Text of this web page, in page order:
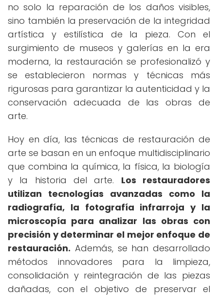
no solo la reparación de los daños visibles,
sino también la preservación de la integridad
artística y estilística de la pieza. Con el
surgimiento de museos y galerías en la era
moderna, la restauración se profesionalizó y
se establecieron normas y técnicas más
rigurosas para garantizar la autenticidad y la
conservación adecuada de las obras de
arte.
Hoy en día, las técnicas de restauración de
arte se basan en un enfoque multidisciplinario
que combina la química, la física, la biología
y la historia del arte. Los restauradores
utilizan tecnologías avanzadas como la
radiografía, la fotografía infrarroja y la
microscopía para analizar las obras con
precisión y determinar el mejor enfoque de
restauración. Además, se han desarrollado
métodos innovadores para la limpieza,
consolidación y reintegración de las piezas
dañadas, con el objetivo de preservar el